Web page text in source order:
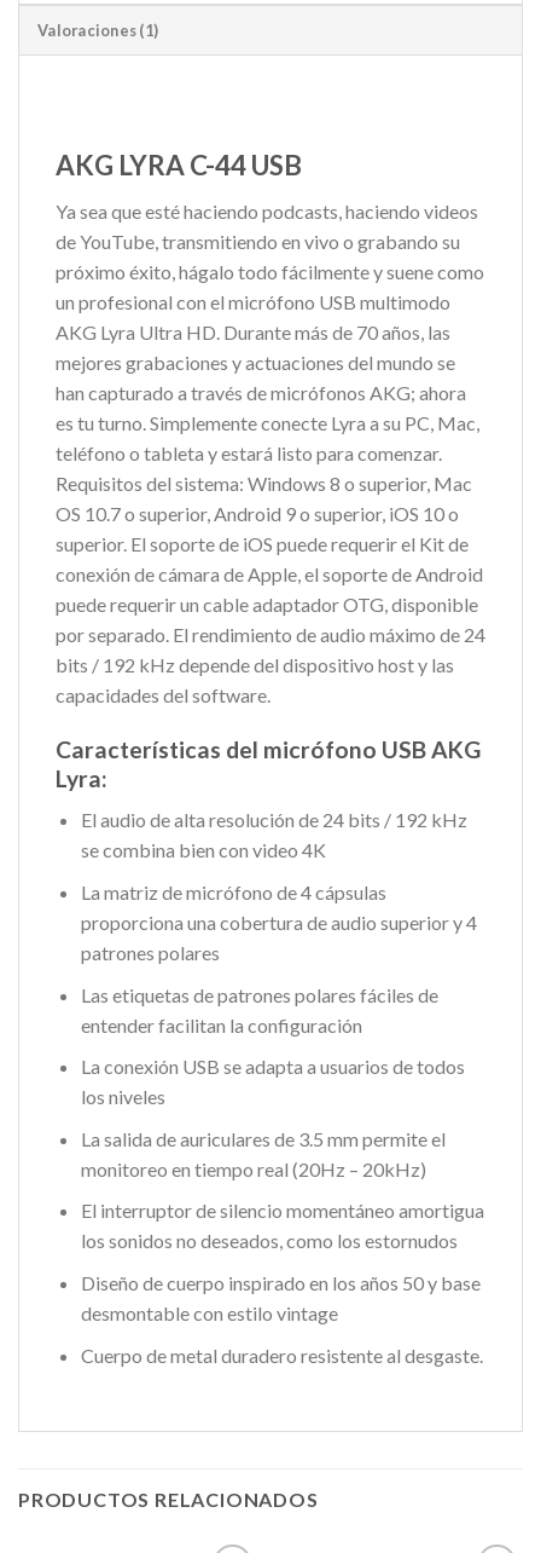
Valoraciones (1)
AKG LYRA C-44 USB
Ya sea que esté haciendo podcasts, haciendo videos
de YouTube, transmitiendo en vivo o grabando su
próximo éxito, hágalo todo fácilmente y suene como
un profesional con el micrófono USB multimodo
AKG Lyra Ultra HD. Durante más de 70 años, las
mejores grabaciones y actuaciones del mundo se
han capturado a través de micrófonos AKG; ahora
es tu turno. Simplemente conecte Lyra a su PC, Mac,
teléfono o tableta y estará listo para comenzar.
Requisitos del sistema: Windows 8 o superior, Mac
OS 10.7 o superior, Android 9 o superior, iOS 10 o
superior. El soporte de iOS puede requerir el Kit de
conexión de cámara de Apple, el soporte de Android
puede requerir un cable adaptador OTG, disponible
por separado. El rendimiento de audio máximo de 24
bits / 192 kHz depende del dispositivo host y las
capacidades del software.
Características del micrófono USB AKG
Lyra:
El audio de alta resolución de 24 bits / 192 kHz
se combina bien con video 4K
La matriz de micrófono de 4 cápsulas
proporciona una cobertura de audio superior y 4
patrones polares
Las etiquetas de patrones polares fáciles de
entender facilitan la configuración
La conexión USB se adapta a usuarios de todos
los niveles
La salida de auriculares de 3.5 mm permite el
monitoreo en tiempo real (20Hz – 20kHz)
El interruptor de silencio momentáneo amortigua
los sonidos no deseados, como los estornudos
Diseño de cuerpo inspirado en los años 50 y base
desmontable con estilo vintage
Cuerpo de metal duradero resistente al desgaste.
PRODUCTOS RELACIONADOS